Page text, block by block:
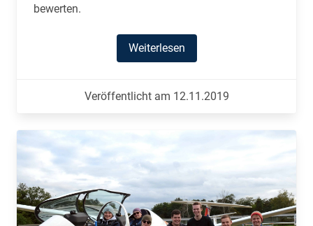
bewerten.
Weiterlesen
Veröffentlicht am 12.11.2019